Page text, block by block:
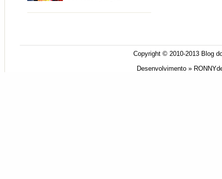
Copyright © 2010-2013 Blog
Desenvolvimento »